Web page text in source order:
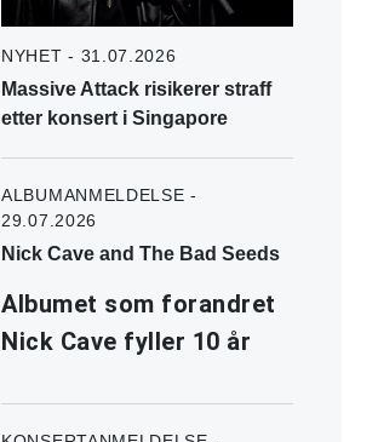
NYHET - 31.07.2026
Massive Attack risikerer straff
etter konsert i Singapore
ALBUMANMELDELSE -
29.07.2026
Nick Cave and The Bad Seeds
Albumet som forandret
Nick Cave fyller 10 år